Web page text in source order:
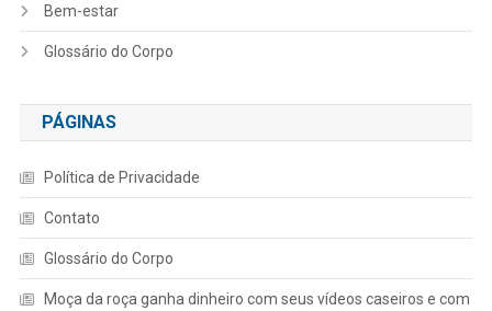
Bem-estar
Glossário do Corpo
PÁGINAS
Política de Privacidade
Contato
Glossário do Corpo
Moça da roça ganha dinheiro com seus vídeos caseiros e com